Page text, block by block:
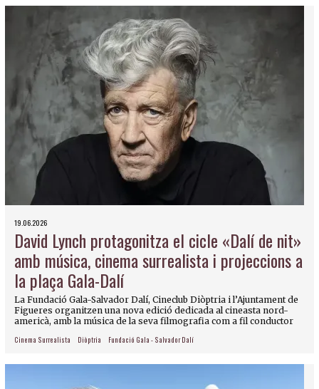
19.06.2026
David Lynch protagonitza el cicle «Dalí de nit»
amb música, cinema surrealista i projeccions a
la plaça Gala-Dalí
La Fundació Gala-Salvador Dalí, Cineclub Diòptria i l’Ajuntament de
Figueres organitzen una nova edició dedicada al cineasta nord-
americà, amb la música de la seva filmografia com a fil conductor
Cinema Surrealista Diòptria Fundació Gala - Salvador Dalí